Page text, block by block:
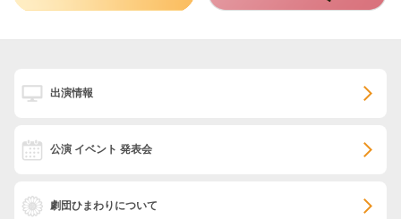
出演情報
公演 イベント 発表会
劇団ひまわりについて